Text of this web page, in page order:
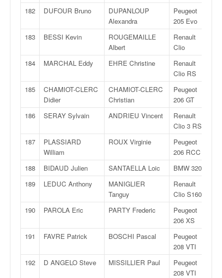
182 DUFOUR Bruno
DUPANLOUP
Alexandra
Peugeot
205 Evo
183 BESSI Kevin
ROUGEMAILLE
Albert
Renault
Clio
184 MARCHAL Eddy EHRE Christine
Renault
Clio RS
185
CHAMIOT-CLERC
Didier
CHAMIOT-CLERC
Christian
Peugeot
206 GT
186 SERAY Sylvain ANDRIEU Vincent
Renault
Clio 3 RS
187
PLASSIARD
William
ROUX Virginie
Peugeot
206 RCC
188 BIDAUD Julien SANTAELLA Loic BMW 320i
189
LEDUC Anthony
MANIGLIER
Tanguy
Renault
Clio S1600
190 PAROLA Eric PARTY Frederic
Peugeot
206 XS
191 FAVRE Patrick BOSCHI Pascal
Peugeot
208 VTI
192 D ANGELO Steve MISSILLIER Paul
Peugeot
208 VTI